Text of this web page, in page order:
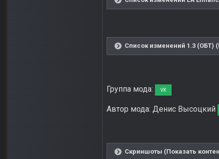
Список изменений 1.3 (ОБТ)
Группа мода: VK
Автор мода: Денис Высоцкий
Скриншоты (Показать